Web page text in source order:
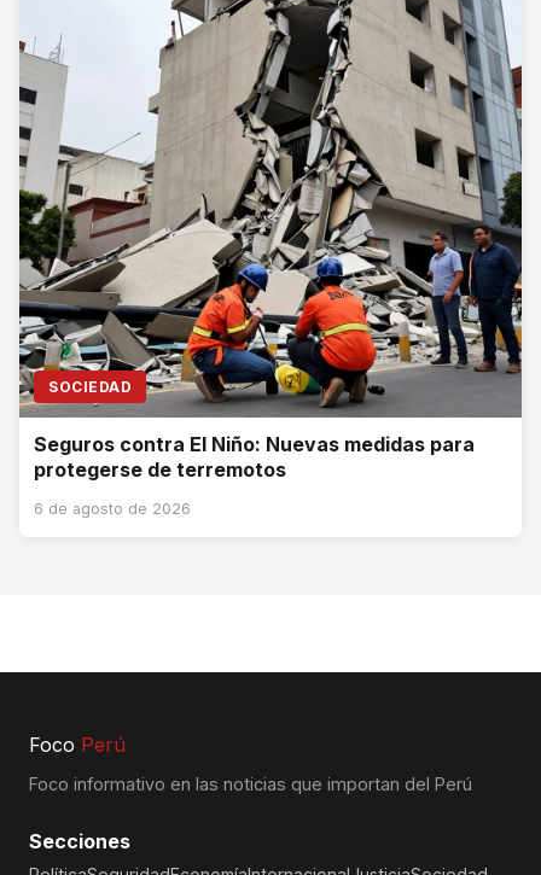
SOCIEDAD
Seguros contra El Niño: Nuevas medidas para
protegerse de terremotos
6 de agosto de 2026
Foco Perú
Foco informativo en las noticias que importan del Perú
Secciones